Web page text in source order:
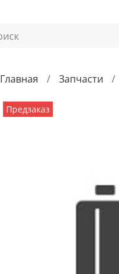
Главная Запчасти
Предзаказ